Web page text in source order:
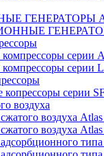
ГЕНЕРАТОРЫ
серии
серии L
серии
воздуха
воздуха
воздуха